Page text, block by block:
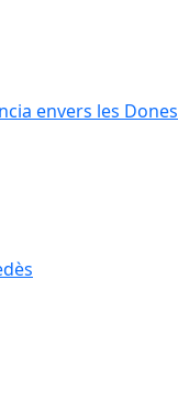
envers les Dones